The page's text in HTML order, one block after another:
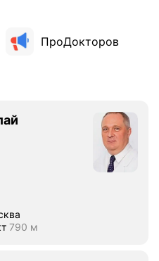
ПроДокторов
Расстояние 790 м
790 м